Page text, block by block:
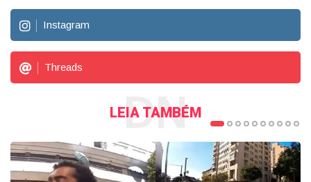
Instagram
Threads
LEIA TAMBÉM
DN